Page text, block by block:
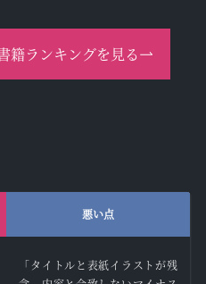
籍ランキングを見る
悪い点
「タイトルと表紙イラストが残